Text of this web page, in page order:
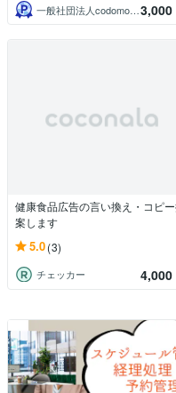
一般社団法人codomopment 3,000
健康食品広告の言い換え・コピ
案します
5.0(3)
チェッカー 4,000